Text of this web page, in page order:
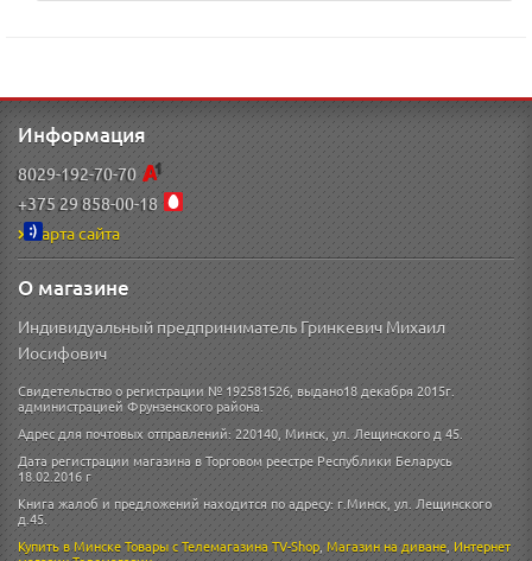
Информация
8029-192-70-70
+375 29 858-00-18
Карта сайта
О магазине
Индивидуальный предприниматель Гринкевич Михаил
Иосифович
Свидетельство о регистрации № 192581526, выдано18 декабря 2015г.
администрацией Фрунзенского района.
Адрес для почтовых отправлений: 220140, Минск, ул. Лещинского д 45.
Дата регистрации магазина в Торговом реестре Республики Беларусь
18.02.2016 г
Книга жалоб и предложений находится по адресу: г.Минск, ул. Лещинского
д.45.
Купить в МинскеТовары с Телемагазина TV-Shop,Магазин на диване,Интернет